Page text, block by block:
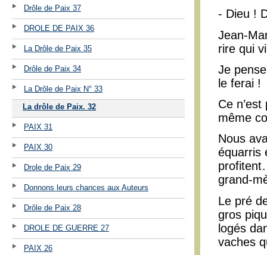
Drôle de Paix 37
DROLE DE PAIX 36
La Drôle de Paix 35
Drôle de Paix 34
La Drôle de Paix N° 33
La drôle de Paix. 32
PAIX 31
PAIX 30
Drole de Paix 29
Donnons leurs chances aux Auteurs
Drôle de Paix 28
DROLE DE GUERRE 27
PAIX 26
- Dieu !
Jean-
rire qui
Je
le ferai !
Ce
même
Nous
équarris
grand-
Le pré
gros
logés
vaches